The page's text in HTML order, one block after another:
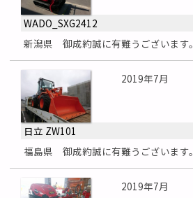
WADO_SXG2412
新潟県 御成約誠に有難うございます。
2019年7月
日立 ZW101
福島県 御成約誠に有難うございます。
2019年7月